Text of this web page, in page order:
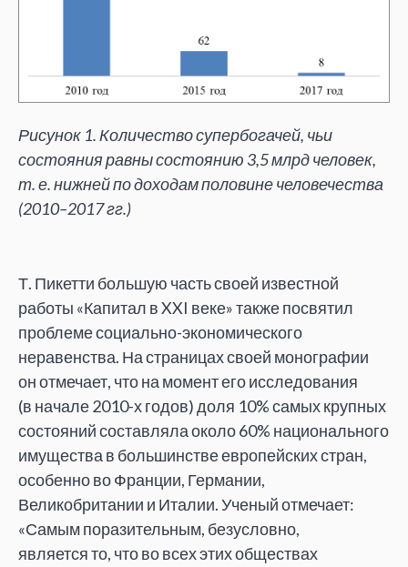
Рисунок 1. Количество супербогачей, чьи
состояния равны состоянию 3,5 млрд человек,
т. е. нижней по доходам половине человечества
(2010–2017 гг.)
Т. Пикетти большую часть своей известной
работы «Капитал вXXI веке»также посвятил
проблеме социально-экономического
неравенства. Настраницах своей монографии
онотмечает, что намомент его исследования
(в начале 2010-х годов) доля 10% самых крупных
состояний составляла около60% национального
имущества в большинстве европейских стран,
особенно воФранции, Германии,
Великобритании и Италии. Ученый отмечает:
«Самым поразительным, безусловно,
являетсято, что вовсех этих обществах